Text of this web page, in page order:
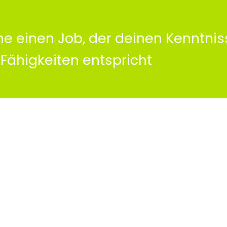
einen Job, der deinen
entspricht